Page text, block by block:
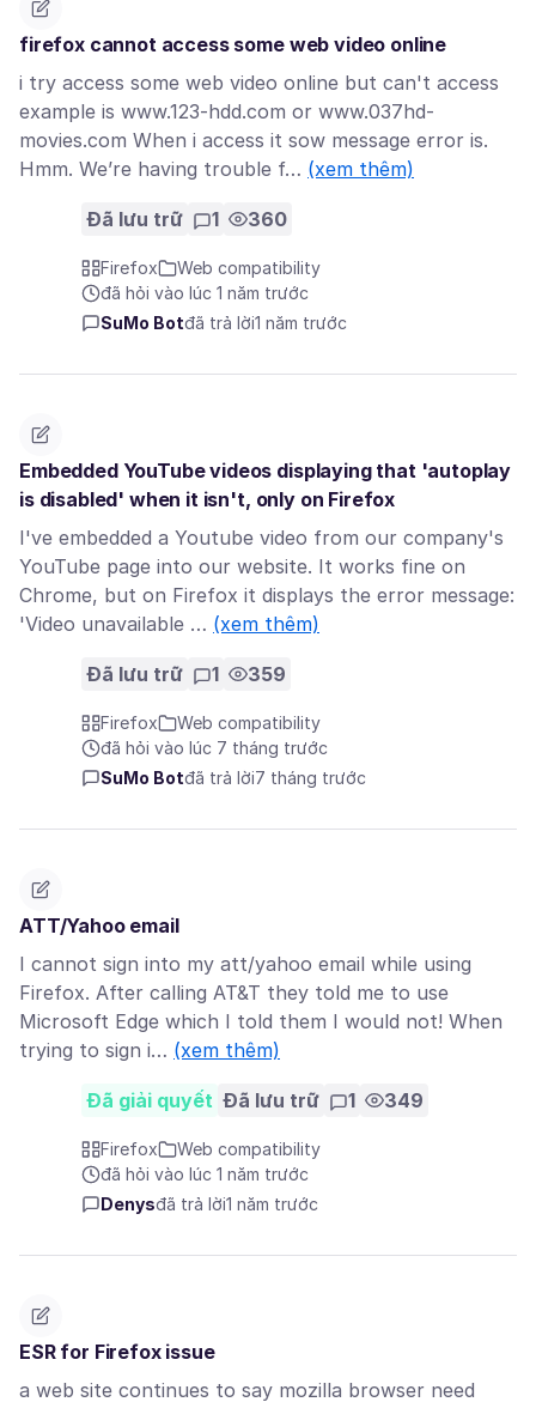
firefox cannot access some web video online
i try access some web video online but can't access
example is www.123-hdd.com or www.037hd-
movies.com When i access it sow message error is.
Hmm. We’re having trouble f… (xem thêm)
Đã lưu trữ 1 360
Firefox
Web compatibility
đã hỏi vào lúc 1 năm trước
SuMo Botđã trả lời1 năm trước
Embedded YouTube videos displaying that 'autoplay
is disabled' when it isn't, only on Firefox
I've embedded a Youtube video from our company's
YouTube page into our website. It works fine on
Chrome, but on Firefox it displays the error message:
'Video unavailable … (xem thêm)
Đã lưu trữ 1 359
Firefox
Web compatibility
đã hỏi vào lúc 7 tháng trước
SuMo Botđã trả lời7 tháng trước
ATT/Yahoo email
I cannot sign into my att/yahoo email while using
Firefox. After calling AT&T they told me to use
Microsoft Edge which I told them I would not! When
trying to sign i… (xem thêm)
Đã giải quyết Đã lưu trữ 1 349
Firefox
Web compatibility
đã hỏi vào lúc 1 năm trước
Denysđã trả lời1 năm trước
ESR for Firefox issue
a web site continues to say mozilla browser need